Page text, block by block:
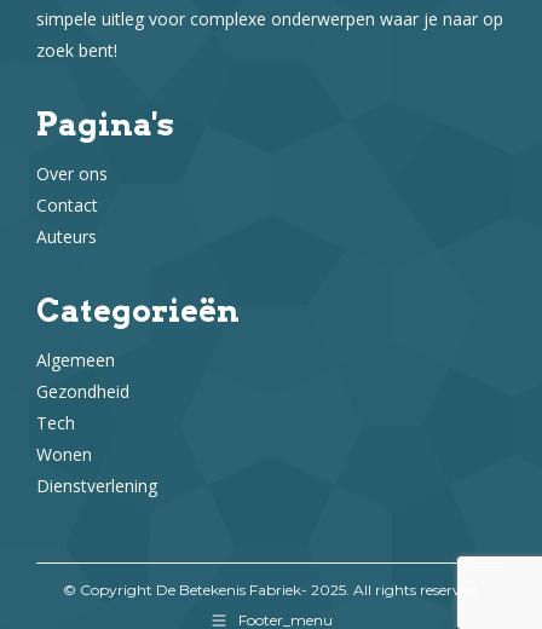
simpele uitleg voor complexe onderwerpen waar je naar op
zoek bent!
Pagina's
Over ons
Contact
Auteurs
Categorieën
Algemeen
Gezondheid
Tech
Wonen
Dienstverlening
© Copyright De Betekenis Fabriek- 2025. All rights reserved.
Footer_menu